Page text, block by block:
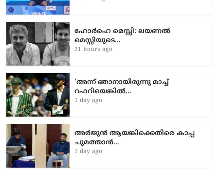
ഹോർഹെ മെസ്സി: ലയണൽ
മെസ്സിയുടെ…
21 hours ago
'അന്ന് ഞാനായിരുന്നു മാച്ച്
റഫറിയെങ്കിൽ…
1 day ago
അർജുൻ ആയങ്കിക്കെതിരെ കാപ്പ
ചുമത്താൻ…
1 day ago